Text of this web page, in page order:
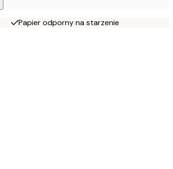
Papier odporny na starzenie